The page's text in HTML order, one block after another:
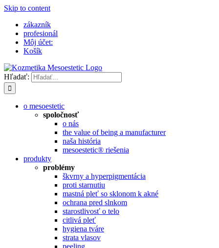
Skip to content
zákazník
profesionál
Môj účet:
Košík
Hľadať:
o mesoestetic
spoločnosť
o nás
the value of being a manufacturer
naša história
mesoestetic® riešenia
produkty
problémy
škvrny a hyperpigmentácia
proti starnutiu
mastná pleť so sklonom k ​​akné
ochrana pred slnkom
starostlivosť o telo
citlivá pleť
hygiena tváre
strata vlasov
peeling